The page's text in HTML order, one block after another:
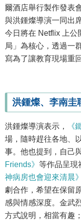
爾酒店舉行製作發表
與洪鍾燦導演一同出
今日將在 Netflix 上公
局」為核心，透過一
寫為了讓教育現場重
洪鍾燦、李南
洪鍾燦導演表示， 《
場，隨時趕往各地、
事。他也提到，自己
Friends》 等作品呈現
神病房也會迎來清晨》
劇合作，希望在保留
感與情感深度。金武
方式說明，相當有趣